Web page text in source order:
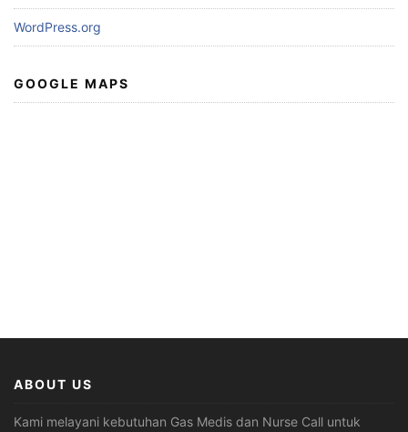
WordPress.org
GOOGLE MAPS
ABOUT US
Kami melayani kebutuhan Gas Medis dan Nurse Call untuk